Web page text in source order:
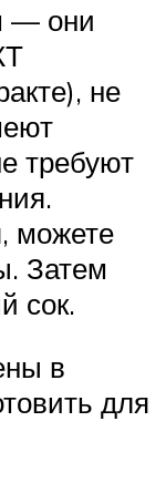
— они
не
требуют
можете
Затем
сок.
в
для